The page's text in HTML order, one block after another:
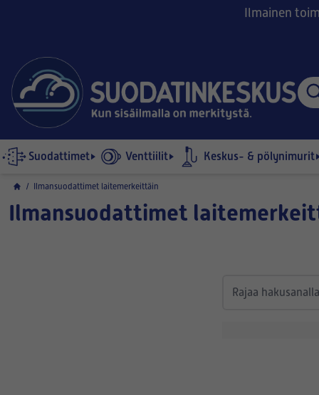
Ilmainen
Suodattimet Venttiilit Keskus- & pölynimurit
/ Ilmansuodattimet laitemerkeittäin
Ilmansuodattimet